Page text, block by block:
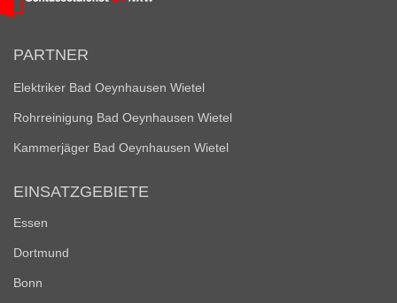
PARTNER
Elektriker Bad Oeynhausen Wietel
Rohrreinigung Bad Oeynhausen Wietel
Kammerjäger Bad Oeynhausen Wietel
EINSATZGEBIETE
Essen
Dortmund
Bonn